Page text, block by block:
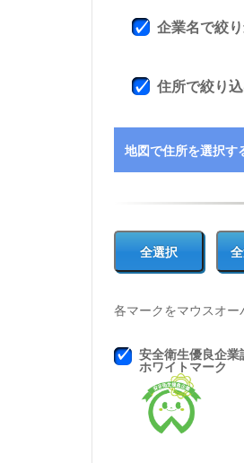
企業名で絞
住所で絞り
地図で住所を選択す
各マークをマウスオ
安全衛生優良企業
ホワイトマーク